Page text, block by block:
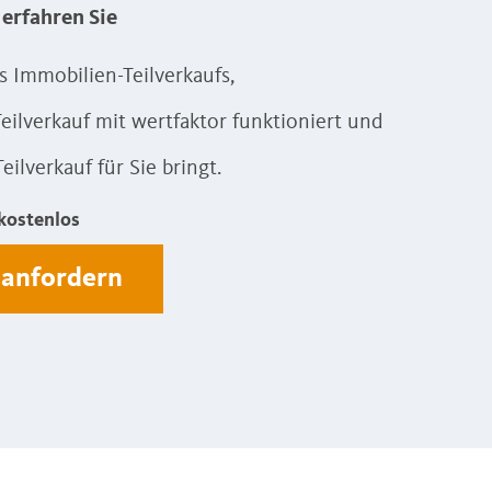
Sie
Immobilien-Teilverkaufs,
mit wertfaktor funktioniert und
für Sie bringt.